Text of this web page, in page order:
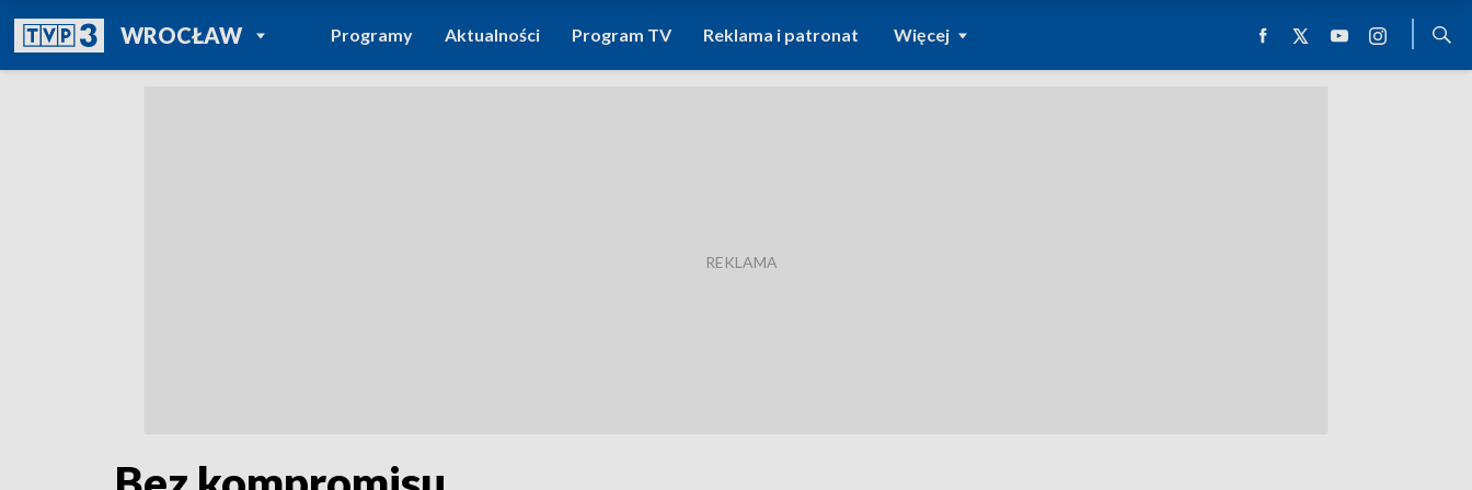
WROCŁAWPOWRÓT DO
TVP REGIONY
Programy Aktualności Program TV Reklama i patronat Więcej